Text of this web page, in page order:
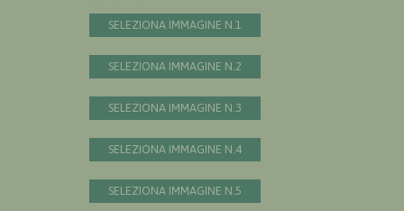
SELEZIONA IMMAGINE N.1
SELEZIONA IMMAGINE N.2
SELEZIONA IMMAGINE N.3
SELEZIONA IMMAGINE N.4
SELEZIONA IMMAGINE N.5